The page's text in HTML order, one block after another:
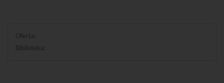
Oferta:
Biblioteka: